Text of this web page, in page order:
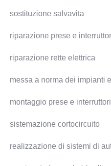
sostituzione salvavita
riparazione prese e
riparazione rette elettrica
messa a norma dei impianti
montaggio prese e interruttori
sistemazione cortocircuito
realizzazione di sistemi di